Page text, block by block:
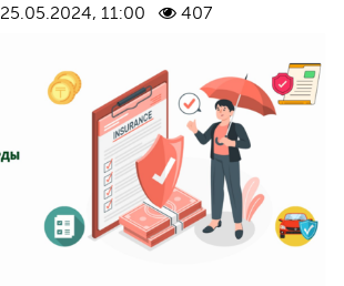
25.05.2024, 11:00 407